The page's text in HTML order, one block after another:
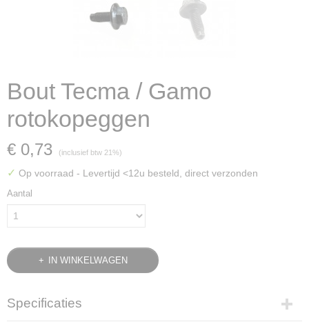
Bout Tecma / Gamo
rotokopeggen
€ 0,73 (inclusief btw 21%)
✓ Op voorraad - Levertijd <12u besteld, direct verzonden
Aantal
IN WINKELWAGEN
Specificaties